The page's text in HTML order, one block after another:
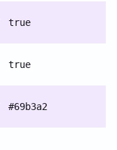
true
true
#69b3a2